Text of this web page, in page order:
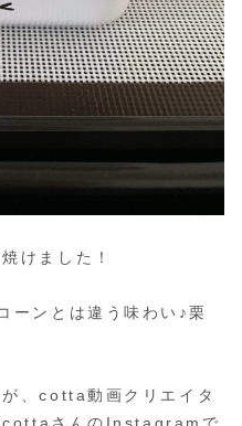
けました！
ーンとは違う味わい♪栗
、cotta動画クリエイタ